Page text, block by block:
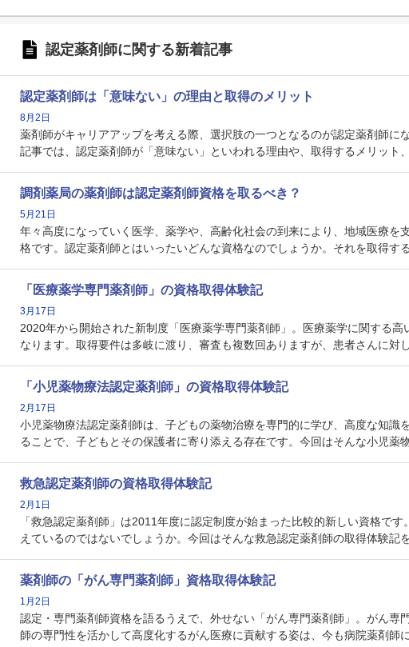
認定薬剤師に関する新着記事
認定薬剤師は「意味ない」の理由と取得のメリット
8月2日
薬剤師がキャリアアップを考える際、選択肢の一つとなるのが認定薬剤師
記事では、認定薬剤師が「意味ない」といわれる理由や、取得するメリット
調剤薬局の薬剤師は認定薬剤師資格を取るべき？
5月21日
年々高度になっていく医学、薬学や、高齢化社会の到来により、地域医療
格です。認定薬剤師とはいったいどんな資格なのでしょうか。それを取得す
「医療薬学専門薬剤師」の資格取得体験記
3月17日
2020年から開始された新制度「医療薬学専門薬剤師」。医療薬学に関する
なります。取得要件は多岐に渡り、審査も複数回ありますが、患者さんに対
「小児薬物療法認定薬剤師」の資格取得体験記
2月17日
小児薬物療法認定薬剤師は、子どもの薬物治療を専門的に学び、高度な知
ることで、子どもとその保護者に寄り添える存在です。今回はそんな小児薬
救急認定薬剤師の資格取得体験記
2月1日
「救急認定薬剤師」は2011年度に認定制度が始まった比較的新しい資格で
えているのではないでしょうか。今回はそんな救急認定薬剤師の取得体験記
薬剤師の「がん専門薬剤師」資格取得体験記
1月2日
認定・専門薬剤師資格を語るうえで、外せない「がん専門薬剤師」。がん
師の専門性を活かして高度化するがん医療に貢献する姿は、今も病院薬剤師